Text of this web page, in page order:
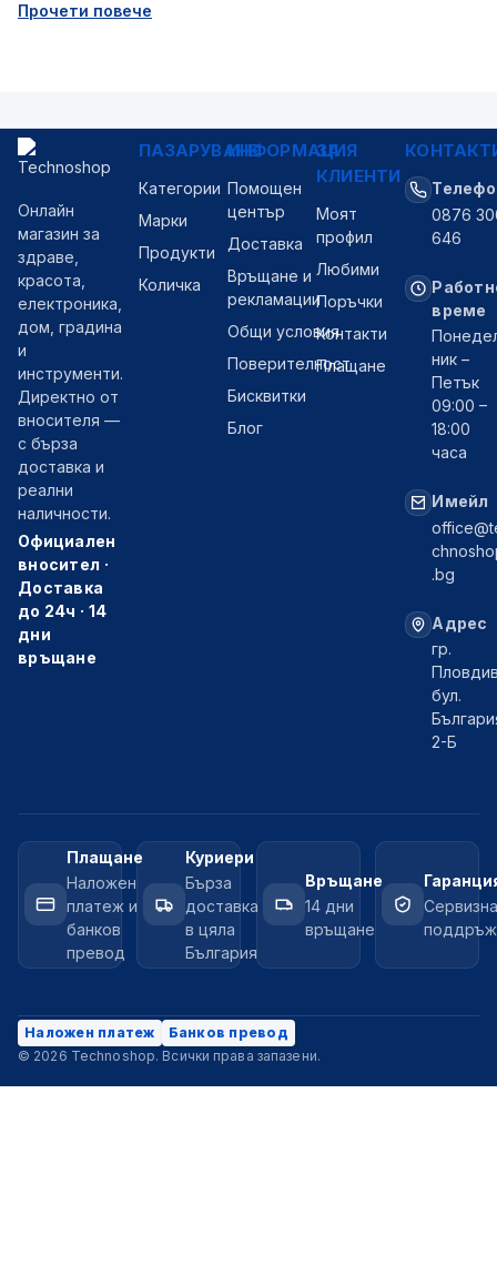
Прочети повече
Онлайн
магазин за
здраве,
красота,
електроника,
дом, градина
и
инструменти.
Директно от
вносителя —
с бърза
доставка и
реални
наличности.
Официален
вносител ·
Доставка
до 24ч · 14
дни
връщане
ПАЗАРУВАНЕ
Категории
Марки
Продукти
Количка
ИНФОРМАЦИЯ
Помощен
център
Доставка
Връщане и
рекламации
Общи условия
Поверителност
Бисквитки
Блог
ЗА
КЛИЕНТИ
Моят
профил
Любими
Поръчки
Контакти
Плащане
0876
646
време
ник –
Петък
09:00 –
18:00
часа
Имейл
.bg
Адрес
гр.
бул.
2-Б
Плащане
Наложен
платеж и
банков
превод
Куриери
Бърза
доставка
в цяла
България
Връщане
14 дни
връщане
Сервизна
Наложен платеж
Банков превод
© 2026 Technoshop. Всички права запазени.